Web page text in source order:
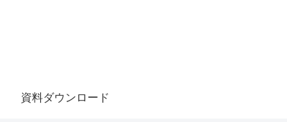
資料ダウンロード